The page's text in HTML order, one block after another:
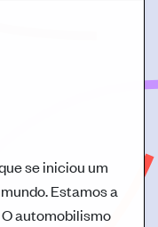
se iniciou um
Estamos a
automobilismo